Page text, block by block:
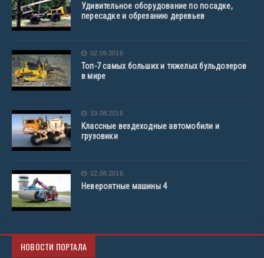
Удивительное оборудование по посадке,
пересадке и обрезанию деревьев
02.09.2016
Топ-7 самых больших и тяжелых бульдозеров
в мире
19.08.2016
Классные вездеходные автомобили и
грузовики
12.08.2016
Невероятные машины 4
НОВОСТИ ПОРТАЛА